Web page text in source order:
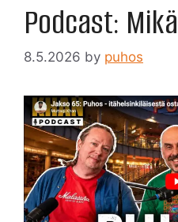
Podcast:
8.5.2026 by puhos